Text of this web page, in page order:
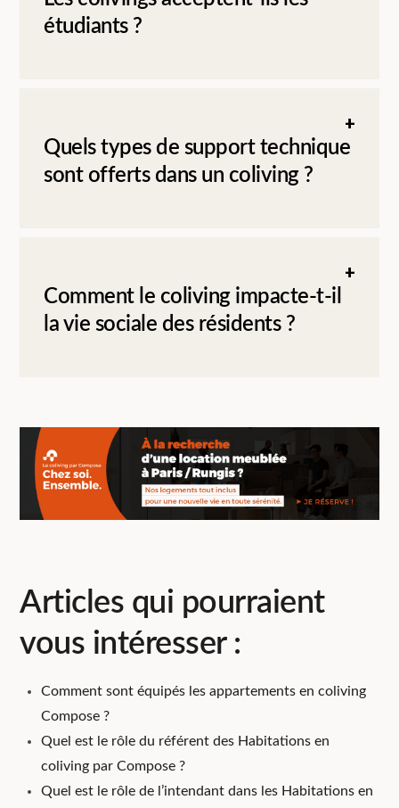
étudiants ?
Quels types de support technique
sont offerts dans un coliving ?
Comment le coliving impacte-t-il
la vie sociale des résidents ?
Articles qui pourraient
vous intéresser :
Comment sont équipés les appartements en coliving
Compose ?
Quel est le rôle du référent des Habitations en
coliving par Compose ?
Quel est le rôle de l’intendant dans les Habitations en